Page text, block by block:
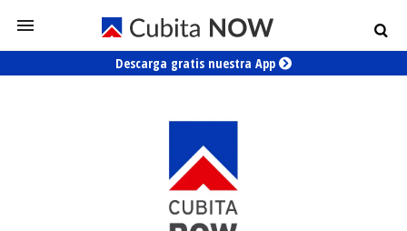
Descarga gratis nuestra App